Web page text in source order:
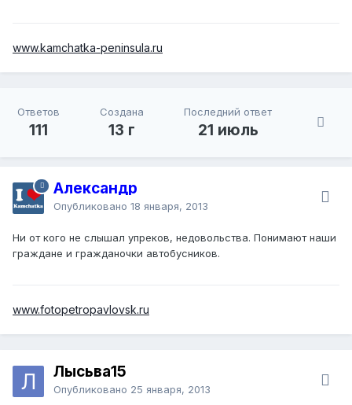
www.kamchatka-peninsula.ru
Ответов
111
Создана
13 г
Последний ответ
21 июль
Александр
Опубликовано 18 января, 2013
Ни от кого не слышал упреков, недовольства. Понимают наши
граждане и гражданочки автобусников.
www.fotopetropavlovsk.ru
Лысьва15
Опубликовано 25 января, 2013